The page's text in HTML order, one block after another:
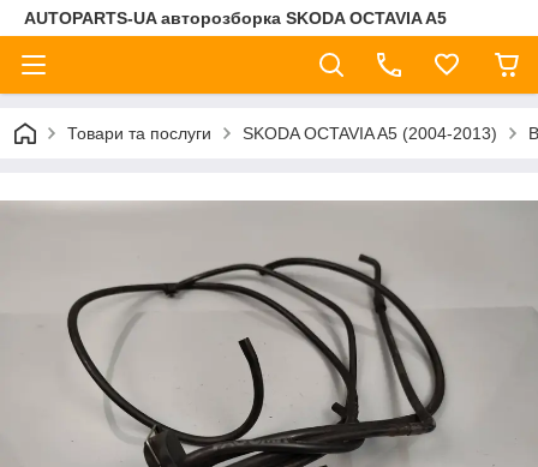
AUTOPARTS-UA авторозборка SKODA OCTAVIA A5
Товари та послуги SKODA OCTAVIA A5 (2004-2013)